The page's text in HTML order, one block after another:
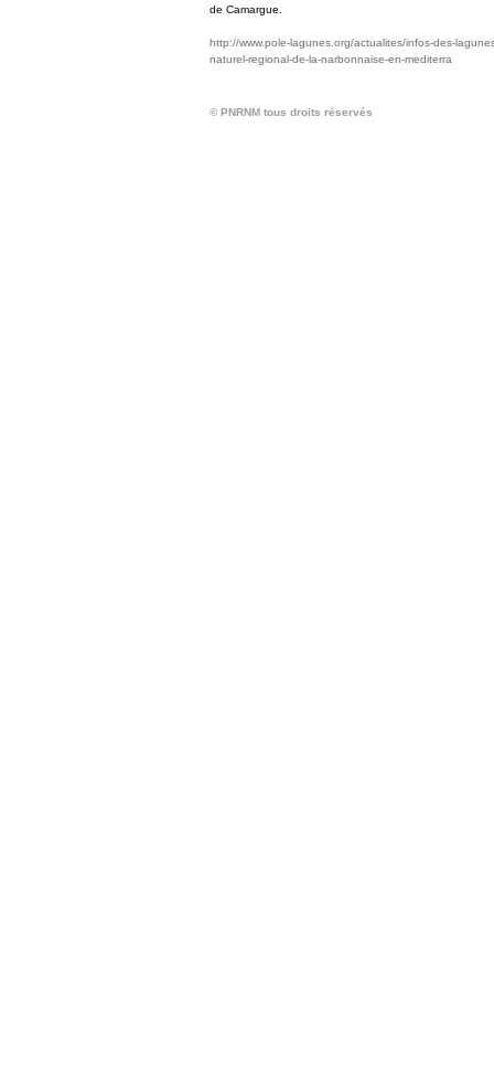
de Camargue.
http://www.pole-lagunes.org/actualites/infos-des-
naturel-regional-de-la-narbonnaise-en-mediterra
© PNRNM tous droits réservés